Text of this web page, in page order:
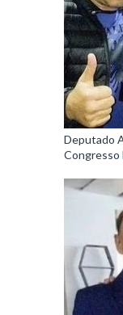
Deputado
Congresso